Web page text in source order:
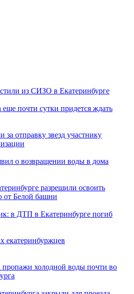
из СИЗО в Екатеринбурге
почти сутки придется ждать
за отправку звезд участнику
о возвращении воды в дома
разрешили освоить
от Белой башни
в ДТП в Екатеринбурге погиб
екатеринбуржцев
пропажи холодной воды почти во